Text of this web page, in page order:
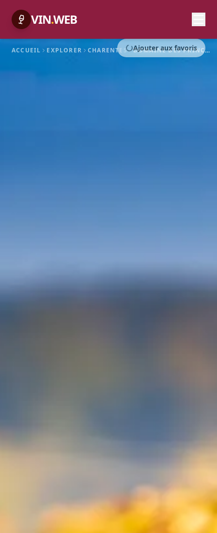
VIN.WEB
ACCUEIL EXPLORER CHARENTES DOMAINE DES PRINCES
Ajouter aux favoris